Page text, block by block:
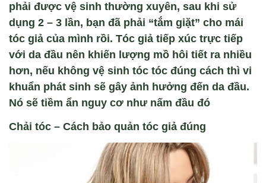
phải được vệ sinh thường xuyên, sau khi sử
dụng 2 – 3 lần, bạn đã phải “tắm giặt” cho mái
tóc giả của mình rồi. Tóc giả tiếp xúc trực tiếp
với da đầu nên khiến lượng mồ hôi tiết ra nhiều
hơn, nếu không vệ sinh tóc tóc đúng cách thì vi
khuẩn phát sinh sẽ gây ảnh hưởng đến da đầu.
Nó sẽ tiềm ẩn nguy cơ như nấm đầu đó
Chải tóc – Cách bảo quản tóc giả đúng